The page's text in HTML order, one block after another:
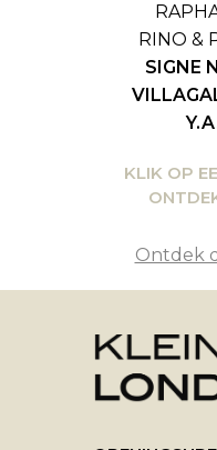
RINO &
SIGNE
KLIK OP
Ontdek